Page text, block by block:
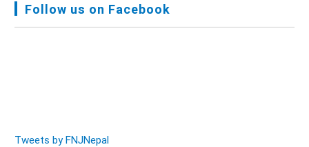
Audit Report FY-2076-077 - Nov 8, 2020
Follow us on Facebook
Tweets by FNJNepal